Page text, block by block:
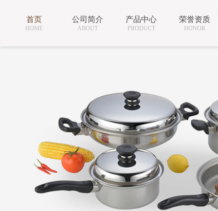
首页
HOME
公司简介
ABOUT
产品中心
PRODUCT
荣誉资质
HONOR